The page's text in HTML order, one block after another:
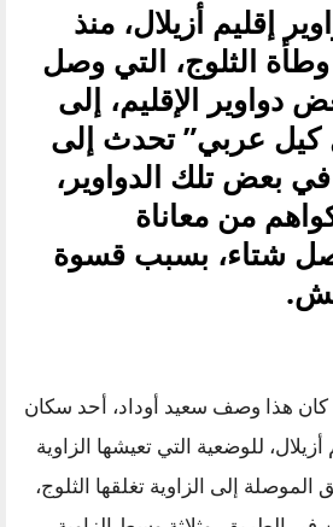
إقليم أزيلال، منذ
وطأة الثلوج، التي وصل
دواوير الإقليم، إلى
كيل عربي” تحدث إلى
بعض تلك الدواوير،
من معاناة
شتاء، بسبب قسوة
كان هذا وصف سعيد أوداد، أحد سكان
للوضعية التي تعيشها الزاوية
الموصلة إلى الزاوية تغلقها الثلوج،